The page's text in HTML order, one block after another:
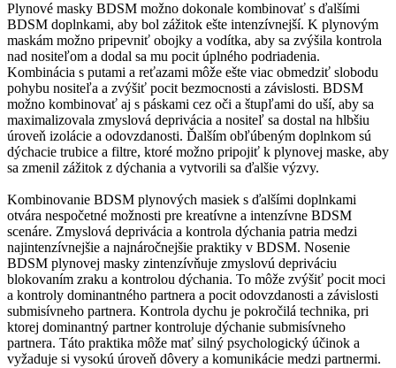
Plynové masky BDSM možno dokonale kombinovať s ďalšími
BDSM doplnkami, aby bol zážitok ešte intenzívnejší. K plynovým
maskám možno pripevniť obojky a vodítka, aby sa zvýšila kontrola
nad nositeľom a dodal sa mu pocit úplného podriadenia.
Kombinácia s putami a reťazami môže ešte viac obmedziť slobodu
pohybu nositeľa a zvýšiť pocit bezmocnosti a závislosti. BDSM
možno kombinovať aj s páskami cez oči a štupľami do uší, aby sa
maximalizovala zmyslová deprivácia a nositeľ sa dostal na hlbšiu
úroveň izolácie a odovzdanosti. Ďalším obľúbeným doplnkom sú
dýchacie trubice a filtre, ktoré možno pripojiť k plynovej maske, aby
sa zmenil zážitok z dýchania a vytvorili sa ďalšie výzvy.
Kombinovanie BDSM plynových masiek s ďalšími doplnkami
otvára nespočetné možnosti pre kreatívne a intenzívne BDSM
scenáre. Zmyslová deprivácia a kontrola dýchania patria medzi
najintenzívnejšie a najnáročnejšie praktiky v BDSM. Nosenie
BDSM plynovej masky zintenzívňuje zmyslovú depriváciu
blokovaním zraku a kontrolou dýchania. To môže zvýšiť pocit moci
a kontroly dominantného partnera a pocit odovzdanosti a závislosti
submisívneho partnera. Kontrola dychu je pokročilá technika, pri
ktorej dominantný partner kontroluje dýchanie submisívneho
partnera. Táto praktika môže mať silný psychologický účinok a
vyžaduje si vysokú úroveň dôvery a komunikácie medzi partnermi.